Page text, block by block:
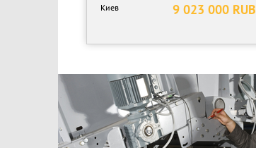
9 023 000 RUB
Киев